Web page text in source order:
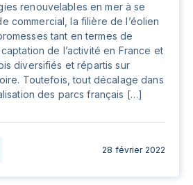
renouvelables en mer à se
commercial, la filière de l’éolien
tant en termes de
de l’activité en France et
diversifiés et répartis sur
Toutefois, tout décalage dans
des parcs français […]
28 février 2022